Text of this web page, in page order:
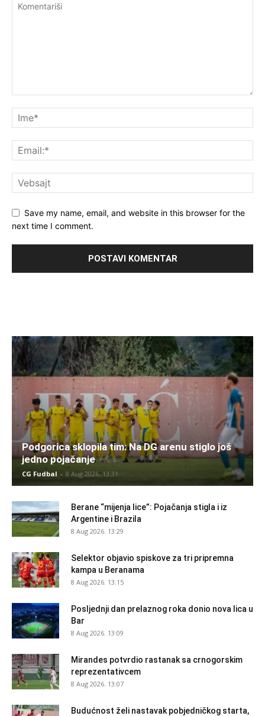
Save my name, email, and website in this browser for the
next time I comment.
Podgorica sklopila tim: Na DG arenu stiglo još
jedno pojačanje
CG Fudbal - 8 Aug 2026. 13:31
Berane “mijenja lice”: Pojačanja stigla i iz
Argentine i Brazila
8 Aug 2026. 13:29
Selektor objavio spiskove za tri pripremna
kampa u Beranama
8 Aug 2026. 13:15
Posljednji dan prelaznog roka donio nova lica u
Bar
8 Aug 2026. 13:09
Mirandes potvrdio rastanak sa crnogorskim
reprezentativcem
8 Aug 2026. 13:07
Budućnost želi nastavak pobjedničkog starta,